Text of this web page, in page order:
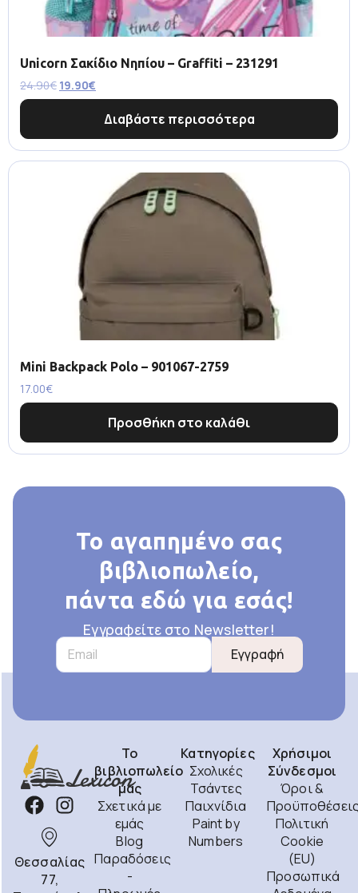
Unicorn Σακίδιο Νηπίου – Graffiti – 231291
24.90€ 19.90€
Διαβάστε περισσότερα
Mini Backpack Polo – 901067-2759
17.00€
Προσθήκη στο καλάθι
Το αγαπημένο σας
βιβλιοπωλείο,
πάντα εδώ για εσάς!
Εγγραφείτε στο Newsletter!
Εγγραφή
Θεσσαλίας
77,
Το
βιβλιοπωλείο
μας
Σχετικά με
εμάς
Blog
Παραδόσεις
-
Κατηγορίες
Σχολικές
Τσάντες
Παιχνίδια
Paint by
Numbers
Χρήσιμοι
Σύνδεσμοι
Όροι &
Πολιτική
Cookie
(EU)
Προσωπικά